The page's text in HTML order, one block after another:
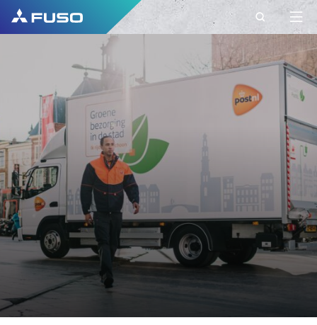
CONTACT FUSO
EUROPE
Aveți întrebări?
Transmiteți-ne cererea dumneavoastră prin
intermediul acestui formular de contact.
PRENUME